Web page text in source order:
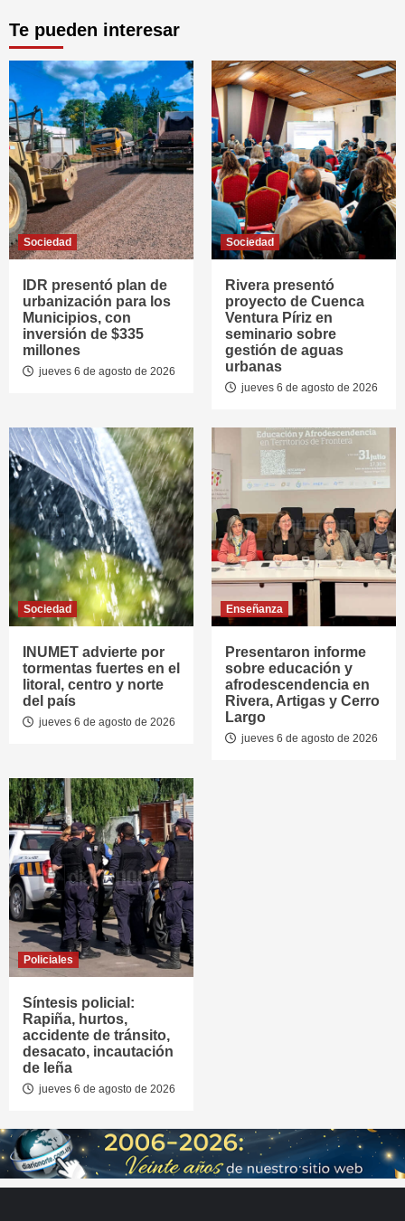
Te pueden interesar
Sociedad
IDR presentó plan de
urbanización para los
Municipios, con
inversión de $335
millones
jueves 6 de agosto de 2026
Sociedad
Rivera presentó
proyecto de Cuenca
Ventura Píriz en
seminario sobre
gestión de aguas
urbanas
jueves 6 de agosto de 2026
Sociedad
INUMET advierte por
tormentas fuertes en el
litoral, centro y norte
del país
jueves 6 de agosto de 2026
Enseñanza
Presentaron informe
sobre educación y
afrodescendencia en
Rivera, Artigas y Cerro
Largo
jueves 6 de agosto de 2026
Policiales
Síntesis policial:
Rapiña, hurtos,
accidente de tránsito,
desacato, incautación
de leña
jueves 6 de agosto de 2026